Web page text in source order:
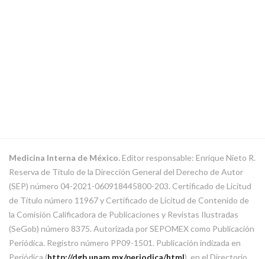
Medicina Interna de México.Editor responsable: Enrique Nieto R.
Reserva de Título de la Dirección General del Derecho de Autor
(SEP) número 04-2021-060918445800-203. Certificado de Licitud
de Título número 11967 y Certificado de Licitud de Contenido de
la Comisión Calificadora de Publicaciones y Revistas Ilustradas
(SeGob) número 8375. Autorizada por SEPOMEX como Publicación
Periódica. Registro número PP09-1501. Publicación indizada en